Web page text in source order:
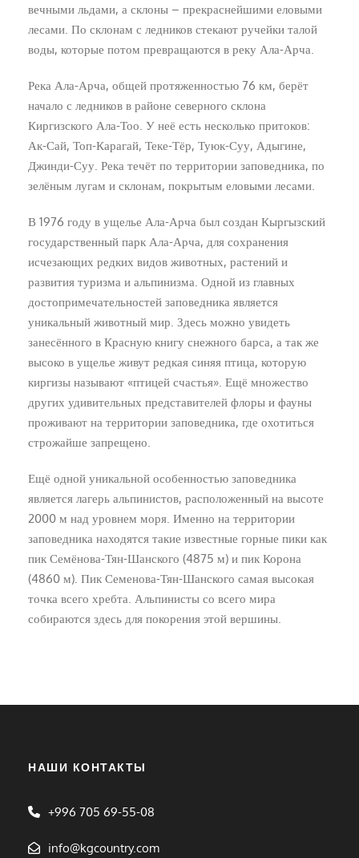
вечными льдами, а склоны – прекраснейшими еловыми
лесами. По склонам с ледников стекают ручейки талой
воды, которые потом превращаются в реку Ала-Арча.
Река Ала-Арча, общей протяженностью 76 км, берёт
начало с ледников в районе северного склона
Киргизского Ала-Тоо. У неё есть несколько притоков:
Ак-Сай, Топ-Карагай, Теке-Тёр, Туюк-Суу, Адыгине,
Джинди-Суу. Река течёт по территории заповедника, по
зелёным лугам и склонам, покрытым еловыми лесами.
В 1976 году в ущелье Ала-Арча был создан Кыргызский
государственный парк Ала-Арча, для сохранения
исчезающих редких видов животных, растений и
развития туризма и альпинизма. Одной из главных
достопримечательностей заповедника является
уникальный животный мир. Здесь можно увидеть
занесённого в Красную книгу снежного барса, а так же
высоко в ущелье живут редкая синяя птица, которую
киргизы называют «птицей счастья». Ещё множество
других удивительных представителей флоры и фауны
проживают на территории заповедника, где охотиться
строжайше запрещено.
Ещё одной уникальной особенностью заповедника
является лагерь альпинистов, расположенный на высоте
2000 м над уровнем моря. Именно на территории
заповедника находятся такие известные горные пики как
пик Семёнова-Тян-Шанского (4875 м) и пик Корона
(4860 м). Пик Семенова-Тян-Шанского самая высокая
точка всего хребта. Альпинисты со всего мира
собираются здесь для покорения этой вершины.
НАШИ КОНТАКТЫ
+996 705 69-55-08
info@kgcountry.com